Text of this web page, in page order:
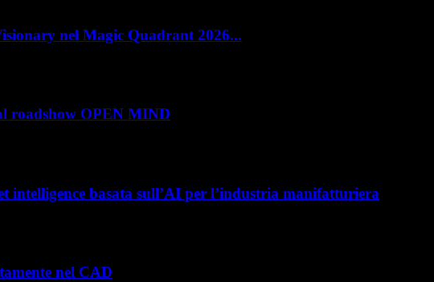
nel Magic Quadrant 2026...
roadshow OPEN MIND
basata sull’AI per l’industria manifatturiera
nel CAD